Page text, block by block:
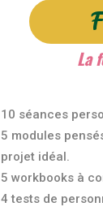
La
10 séances
5 modules
projet idéal.
5 workbooks à
4 tests de